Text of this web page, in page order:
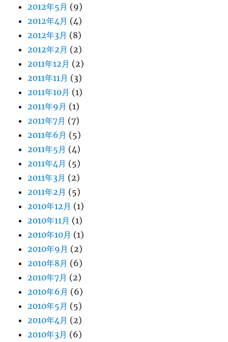
2012年5月 (9)
2012年4月 (4)
2012年3月 (8)
2012年2月 (2)
2011年12月 (2)
2011年11月 (3)
2011年10月 (1)
2011年9月 (1)
2011年7月 (7)
2011年6月 (5)
2011年5月 (4)
2011年4月 (5)
2011年3月 (2)
2011年2月 (5)
2010年12月 (1)
2010年11月 (1)
2010年10月 (1)
2010年9月 (2)
2010年8月 (6)
2010年7月 (2)
2010年6月 (6)
2010年5月 (5)
2010年4月 (2)
2010年3月 (6)